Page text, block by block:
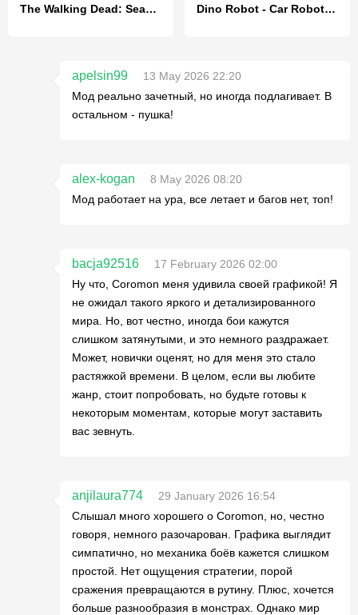
The Walking Dead: Season One Dino Robot - Car Robot Games
apelsin99
13 May 2026 22:20
Мод реально зачетный, но иногда подлагивает. В
остальном - пушка!
alex-kogan
8 May 2026 08:20
Мод работает на ура, все летает и багов нет, топ!
bacja92516
17 February 2026 02:00
Ну что, Coromon меня удивила своей графикой! Я
не ожидал такого яркого и детализированного
мира. Но, вот честно, иногда бои кажутся
слишком затянутыми, и это немного раздражает.
Может, новички оценят, но для меня это стало
растяжкой времени. В целом, если вы любите
жанр, стоит попробовать, но будьте готовы к
некоторым моментам, которые могут заставить
вас зевнуть.
anjilaura774
29 January 2026 16:54
Слышал много хорошего о Coromon, но, честно
говоря, немного разочарован. Графика выглядит
симпатично, но механика боёв кажется слишком
простой. Нет ощущения стратегии, порой
сражения превращаются в рутину. Плюс, хочется
больше разнообразия в монстрах. Однако мир